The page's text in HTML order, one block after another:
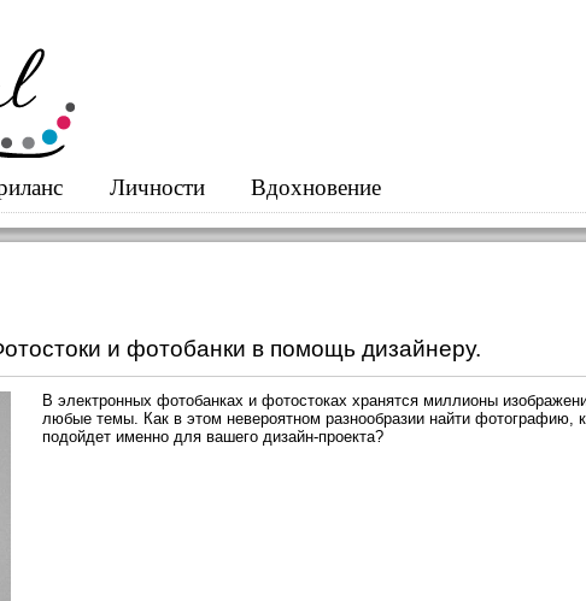
Личности Вдохновение
и фотобанки в помощь дизайнеру.
В электронных фотобанках и фотостоках хранятся миллионы
любые темы. Как в этом невероятном разнообразии найти фотографию,
подойдет именно для вашего дизайн-проекта?